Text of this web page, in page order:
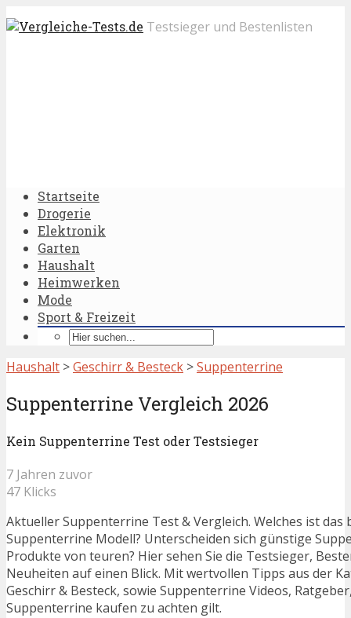
Testsieger und Bestenlisten
Startseite
Drogerie
Elektronik
Garten
Haushalt
Heimwerken
Mode
Sport & Freizeit
Haushalt >Geschirr & Besteck >Suppenterrine
Suppenterrine Vergleich 2026
Kein Suppenterrine Test oder Testsieger
7 Jahren zuvor
47 Klicks
Aktueller Suppenterrine Test & Vergleich. Welches ist das
Suppenterrine Modell? Unterscheiden sich günstige
Produkte von teuren? Hier sehen Sie die Testsieger,
Neuheiten auf einen Blick. Mit wertvollen Tipps aus der
Geschirr & Besteck, sowie Suppenterrine Videos,
Suppenterrine kaufen zu achten gilt.